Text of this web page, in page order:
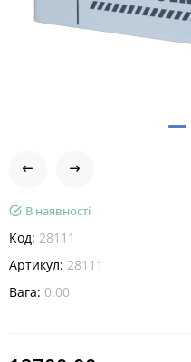
В наявності
Код: 28111
Артикул: 28111
Вага: 0.00